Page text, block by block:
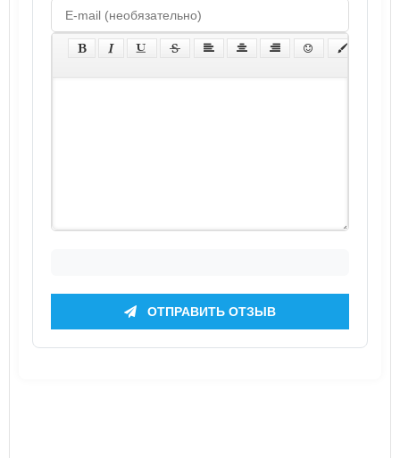
ОТПРАВИТЬ ОТЗЫВ